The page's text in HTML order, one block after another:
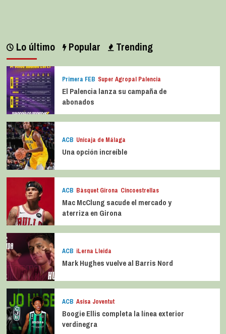
Lo último Popular Trending
Primera FEB Super Agropal Palencia
El Palencia lanza su campaña de
abonados
ACB Unicaja de Málaga
Una opción increíble
ACB Bàsquet Girona Cincoestrellas
Mac McClung sacude el mercado y
aterriza en Girona
ACB iLerna Lleida
Mark Hughes vuelve al Barris Nord
ACB Asisa Joventut
Boogie Ellis completa la línea exterior
verdinegra